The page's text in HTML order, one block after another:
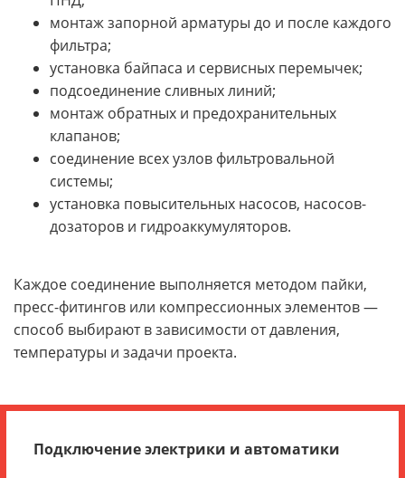
монтаж запорной арматуры до и после каждого
фильтра;
установка байпаса и сервисных перемычек;
подсоединение сливных линий;
монтаж обратных и предохранительных
клапанов;
соединение всех узлов фильтровальной
системы;
установка повысительных насосов, насосов-
дозаторов и гидроаккумуляторов.
Каждое соединение выполняется методом пайки,
пресс-фитингов или компрессионных элементов —
способ выбирают в зависимости от давления,
температуры и задачи проекта.
Подключение электрики и автоматики